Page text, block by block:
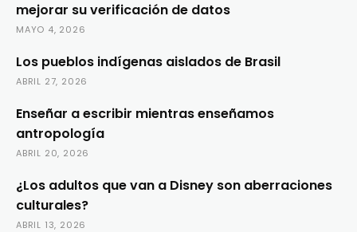
mejorar su verificación de datos
MAYO 4, 2026
Los pueblos indígenas aislados de Brasil
ABRIL 27, 2026
Enseñar a escribir mientras enseñamos
antropología
ABRIL 20, 2026
¿Los adultos que van a Disney son aberraciones
culturales?
ABRIL 13, 2026